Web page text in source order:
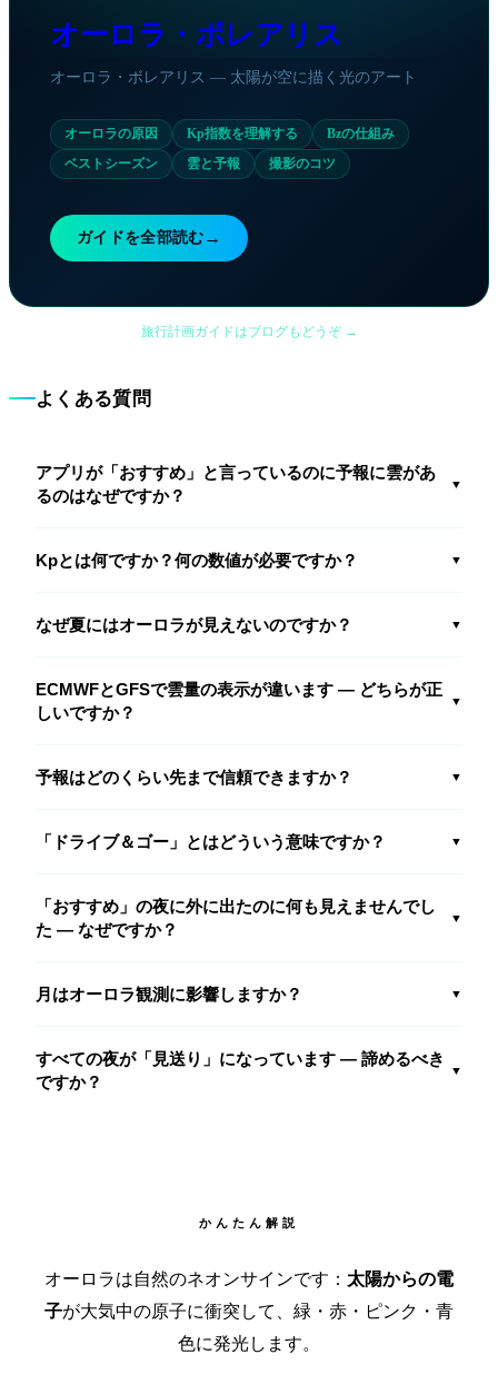
00:00
1.7
03:00
1.7
オーロラ・ボレアリス
オーロラ・ボレアリス — 太陽が空に描く光のアート
オーロラの原因 Kp指数を理解する Bzの仕組み
ベストシーズン 雲と予報 撮影のコツ
ガイドを全部読む →
旅行計画ガイドはブログもどうぞ →
よくある質問
アプリが「おすすめ」と言っているのに予報に雲があ
るのはなぜですか？
▼
Kpとは何ですか？何の数値が必要ですか？ ▼
なぜ夏にはオーロラが見えないのですか？ ▼
ECMWFとGFSで雲量の表示が違います — どちらが正
しいですか？
▼
予報はどのくらい先まで信頼できますか？ ▼
「ドライブ＆ゴー」とはどういう意味ですか？ ▼
「おすすめ」の夜に外に出たのに何も見えませんでし
た — なぜですか？
▼
月はオーロラ観測に影響しますか？ ▼
すべての夜が「見送り」になっています — 諦めるべき
ですか？
▼
かんたん解説
オーロラは自然のネオンサインです： 太陽からの電
子が大気中の原子に衝突して、緑・赤・ピンク・青
色に発光します。